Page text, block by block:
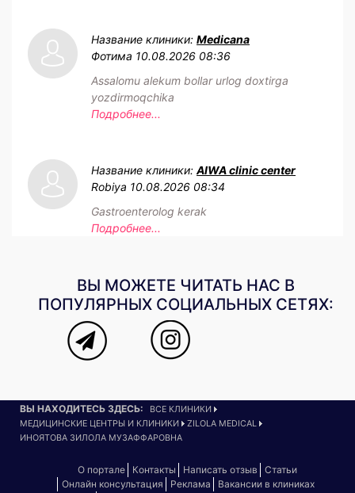
Название клиники: Medicana
Фотима 10.08.2026 08:36
Assalomu alekum bollar urlog doxtirga
yozdirmoqchika
Подробнее...
Название клиники: AIWA clinic center
Robiya 10.08.2026 08:34
Gastroenterolog kerak
Подробнее...
ВЫ МОЖЕТЕ ЧИТАТЬ НАС В
ПОПУЛЯРНЫХ СОЦИАЛЬНЫХ СЕТЯХ:
ВЫ НАХОДИТЕСЬ ЗДЕСЬ:
ВСЕ КЛИНИКИ
МЕДИЦИНСКИЕ ЦЕНТРЫ И КЛИНИКИ
ZILOLA MEDICAL
ИНОЯТОВА ЗИЛОЛА МУЗАФФАРОВНА
О портале Контакты Написать отзыв
Статьи
Онлайн консультация
Реклама
Вакансии в клиниках